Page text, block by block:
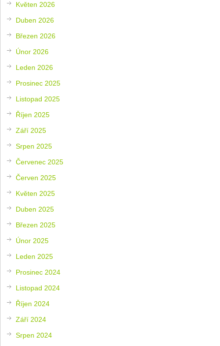
Květen 2026
Duben 2026
Březen 2026
Únor 2026
Leden 2026
Prosinec 2025
Listopad 2025
Říjen 2025
Září 2025
Srpen 2025
Červenec 2025
Červen 2025
Květen 2025
Duben 2025
Březen 2025
Únor 2025
Leden 2025
Prosinec 2024
Listopad 2024
Říjen 2024
Září 2024
Srpen 2024